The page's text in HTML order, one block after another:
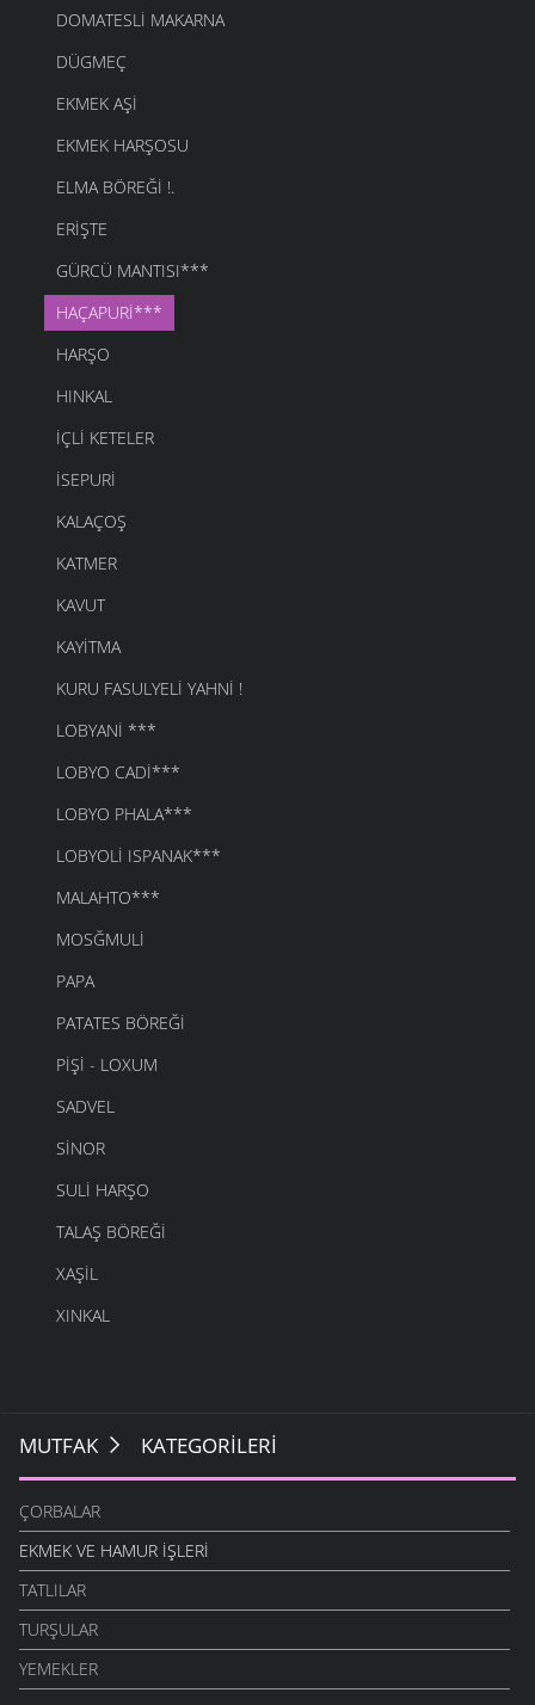
DOMATESLI MAKARNA
DÜGMEÇ
EKMEK AŞI
EKMEK HARŞOSU
ELMA BÖREĞI !.
ERIŞTE
GÜRCÜ MANTISI***
HAÇAPURI***
HARŞO
HINKAL
İÇLI KETELER
İSEPURI
KALAÇOŞ
KATMER
KAVUT
KAYITMA
KURU FASULYELI YAHNI !
LOBYANI ***
LOBYO CADI***
LOBYO PHALA***
LOBYOLI ISPANAK***
MALAHTO***
MOSĞMULI
PAPA
PATATES BÖREĞI
PIŞI - LOXUM
SADVEL
SINOR
SULI HARŞO
TALAŞ BÖREĞI
XAŞIL
XINKAL
MUTFAK KATEGORILERI
ÇORBALAR
EKMEK VE HAMUR İŞLERI
TATLILAR
TURŞULAR
YEMEKLER